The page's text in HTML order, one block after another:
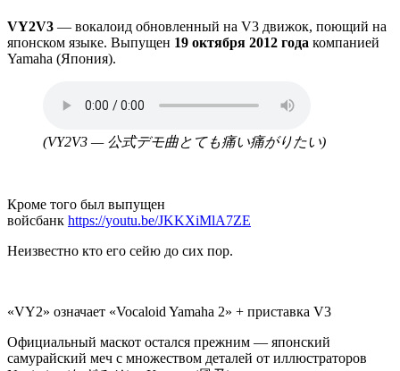
VY2V3 — вокалоид обновленный на V3 движок, поющий на
японском языке. Выпущен 19 октября 2012 года компанией
Yamaha (Япония).
файл
(VY2V3 — 公式デモ曲とても痛い痛がりたい)
Кроме того был выпущен
войсбанк https://youtu.be/JKKXiMlA7ZE
Неизвестно кто его сейю до сих пор.
«VY2» означает «Vocaloid Yamaha 2» + приставка V3
Официальный маскот остался прежним — японский
самурайский меч с множеством деталей от иллюстраторов